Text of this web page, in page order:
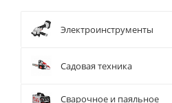
Электроинструменты
Садовая техника
Сварочное и паяльное